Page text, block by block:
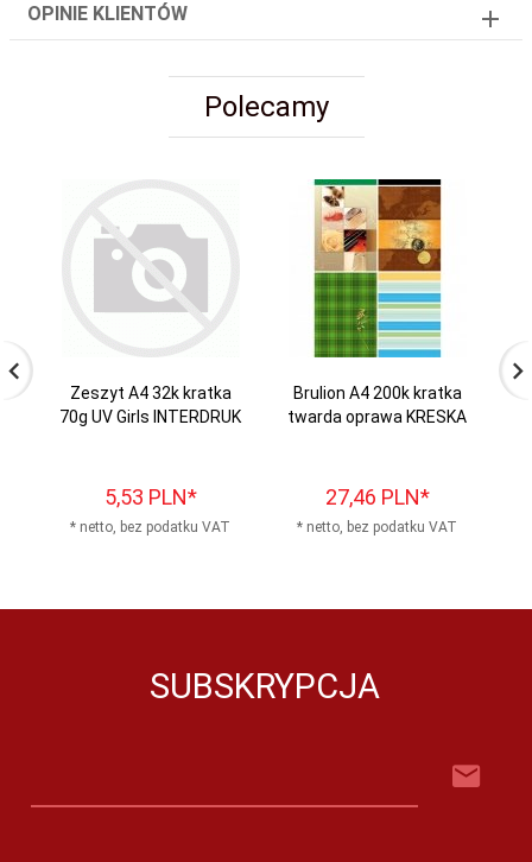
OPINIE KLIENTÓW
Polecamy
Zeszyt A4 32k kratka
70g UV Girls INTERDRUK
5,53 PLN*
* netto, bez podatku VAT
Brulion A4 200k kratka
twarda oprawa KRESKA
27,46 PLN*
* netto, bez podatku VAT
SUBSKRYPCJA